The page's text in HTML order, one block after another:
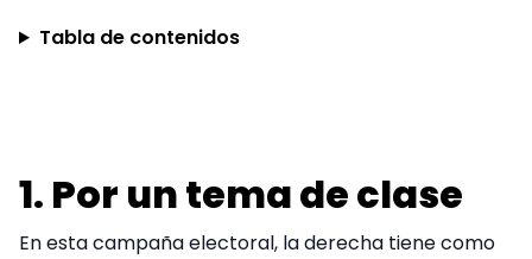
Tabla de contenidos
1. Por un tema de clase
En esta campaña electoral, la derecha tiene como